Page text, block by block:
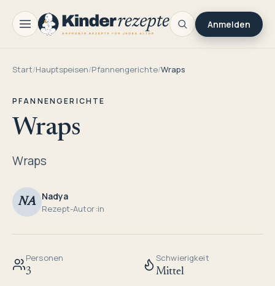
Anmelden
Start/Hauptspeisen/Pfannengerichte/Wraps
PFANNENGERICHTE
Wraps
Wraps
NA Nadya
Rezept-Autor:in
Personen
3
Schwierigkeit
Mittel